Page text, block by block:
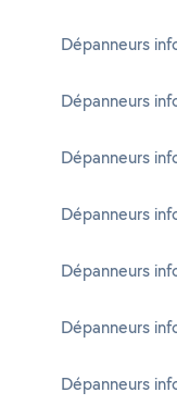
Dépanneurs
Dépanneurs
Dépanneurs
Dépanneurs
Dépanneurs
Dépanneurs
Dépanneurs